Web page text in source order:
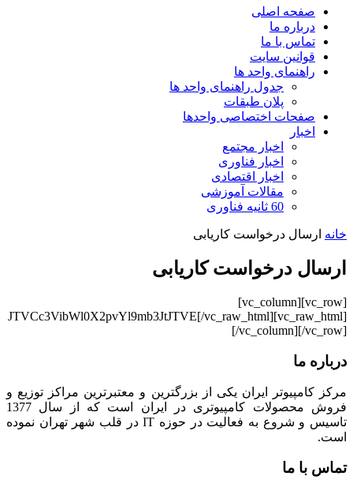
صفحه اصلی
درباره ما
تماس با ما
قوانین سایت
راهنمای واحد ها
جدول راهنمای واحد ها
پلان طبقات
صفحات اختصاصی واحدها
اخبار
اخبار مجتمع
اخبار فناوری
اخبار اقتصادی
مقالات آموزشی
60 ثانیه فناوری
خانه ارسال درخواست کاریابی
ارسال درخواست کاریابی
[vc_row][vc_column]
[vc_raw_html]JTVCc3VibWl0X2pvYl9mb3JtJTVE[/vc_raw_html]
[/vc_column][/vc_row]
درباره ما
مرکز کامپیوتر ایران یکی از بزرگترین و معتبرترین مراکز توزیع و
فروش محصولات کامپیوتری در ایران است که از سال 1377
تاسیس و شروع به فعالیت در حوزه IT در قلب شهر تهران نموده
است.
تماس با ما